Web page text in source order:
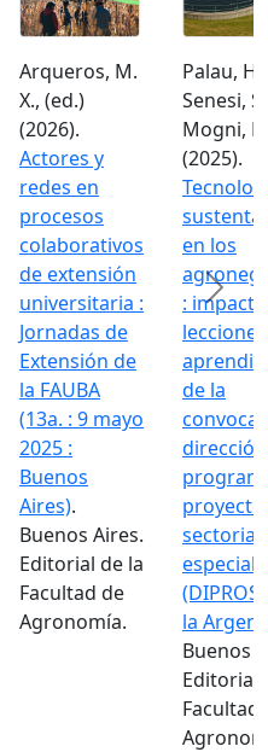
Arqueros, M.
X., (ed.)
(2026).
Actores y
redes en
procesos
colaborativos
de extensión
universitaria :
Jornadas de
Extensión de
la FAUBA
(13a. : 9 mayo
2025 :
Buenos
Aires).
Buenos Aires.
Editorial de la
Facultad de
Agronomía.
Palau, H.;
Senesi,
Mogni, F.
(2025).
en los
:
lecciones
de la
la
Buenos
Editorial
Facultad
Next